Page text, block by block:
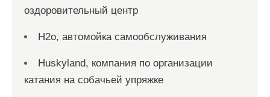
оздоровительный центр
H2o, автомойка самообслуживания
Huskyland, компания по организации
катания на собачьей упряжке